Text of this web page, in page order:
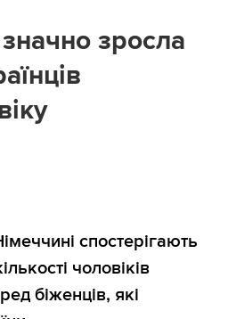
зросла
спостерігають
чоловіків
біженців, які